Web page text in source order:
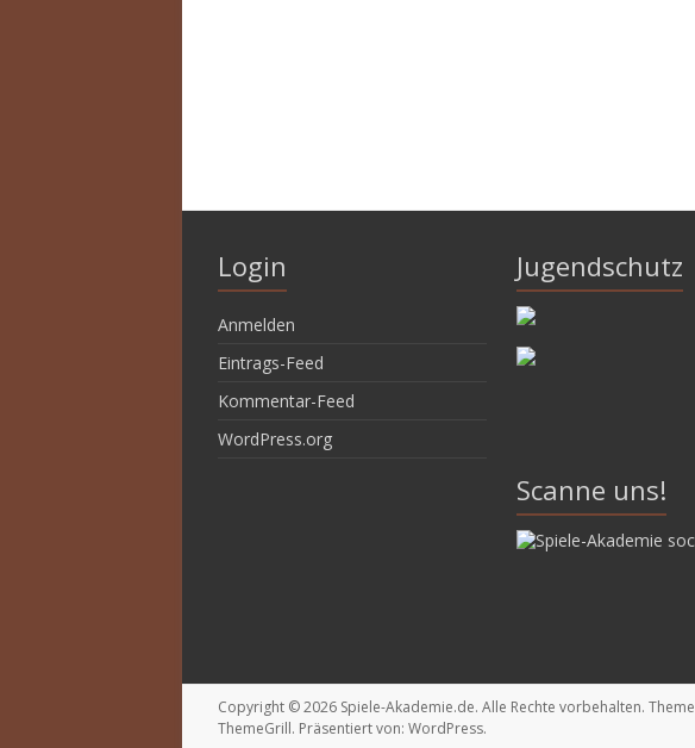
Login
Anmelden
Eintrags-Feed
Kommentar-Feed
WordPress.org
Jugendschutz
Scanne uns!
Copyright © 2026 Spiele-Akademie.de. Alle Rechte vorbehalten. Theme
ThemeGrill. Präsentiert von: WordPress.